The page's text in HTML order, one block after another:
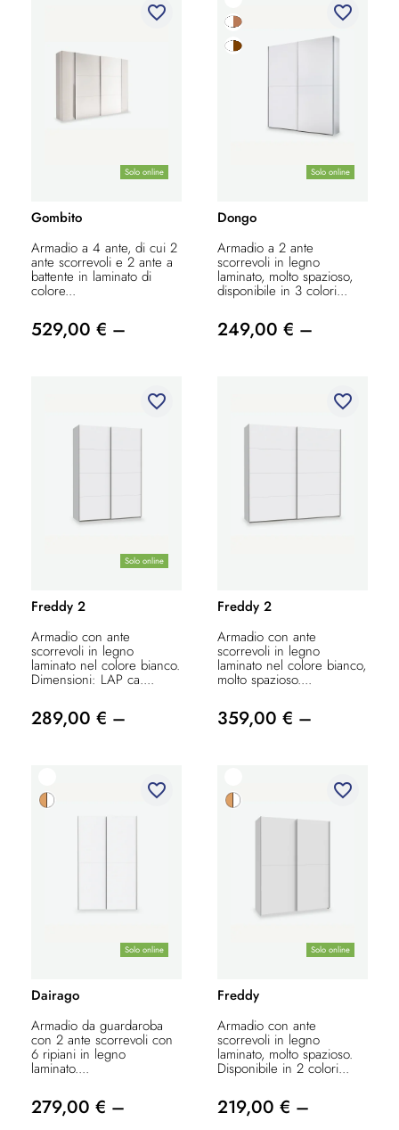
Solo online
favorite_border
Gombito
Armadio a 4 ante, di cui 2
ante scorrevoli e 2 ante a
battente in laminato di
colore...
529,00 € –
Solo online
favorite_border
Dongo
Armadio a 2 ante
scorrevoli in legno
laminato, molto spazioso,
disponibile in 3 colori...
249,00 € –
Solo online
favorite_border
Freddy 2
Armadio con ante
scorrevoli in legno
laminato nel colore bianco.
Dimensioni: LAP ca....
289,00 € –
favorite_border
Freddy 2
Armadio con ante
scorrevoli in legno
laminato nel colore bianco,
molto spazioso....
359,00 € –
Solo online
favorite_border
Dairago
Armadio da guardaroba
con 2 ante scorrevoli con
6 ripiani in legno
laminato....
279,00 € –
Solo online
favorite_border
Freddy
Armadio con ante
scorrevoli in legno
laminato, molto spazioso.
Disponibile in 2 colori...
219,00 € –